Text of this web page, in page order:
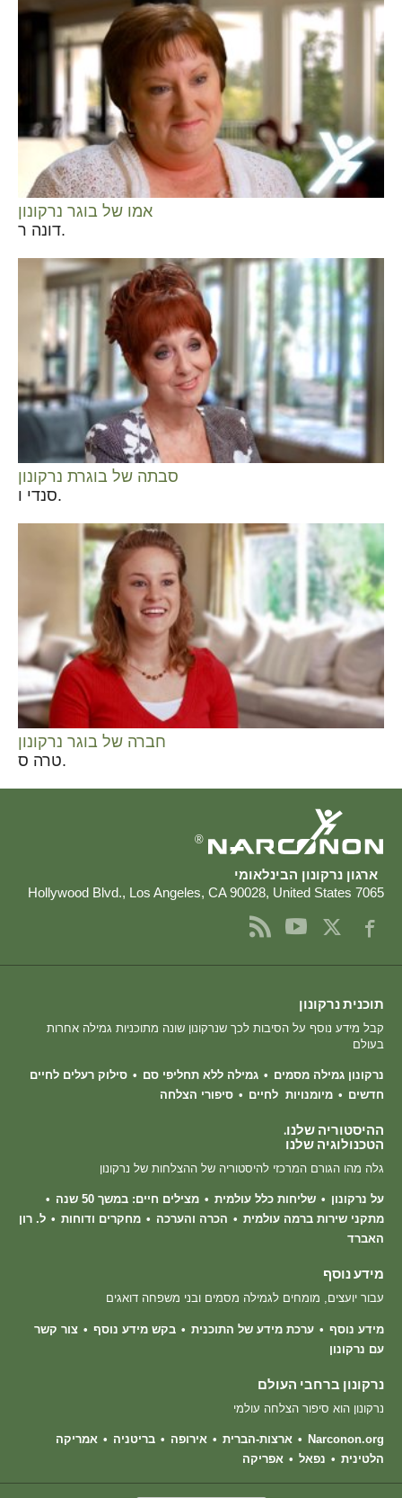
אמו של בוגר נרקונון
דונה ר.
סבתה של בוגרת נרקונון
סנדי ו.
חברה של בוגר נרקונון
טרה ס.
®
ארגון נרקונון הבינלאומי
7065 Hollywood Blvd.
, Los Angeles, CA 90028, United States
תוכנית נרקונון
קבל מידע נוסף על הסיבות לכך שנרקונון שונה מתוכניות גמילה אחרות
בעולם
נרקונון גמילה מסמים גמילה ללא תחליפי סם
סילוק רעלים לחיים
חדשים
מיומנויות לחיים סיפורי הצלחה
ההיסטוריה שלנו.
הטכנולוגיה שלנו
גלה מהו הגורם המרכזי להיסטוריה של ההצלחות של נרקונון
על נרקונון שליחות כלל עולמית
מצילים חיים: במשך 50 שנה
מתקני שירות ברמה עולמית
הכרה והערכה מחקרים ודוחות
ל. רון
האברד
מידע נוסף
עבור יועצים, מומחים לגמילה מסמים ובני משפחה דואגים
מידע נוסף ערכת מידע של התוכנית בקש מידע נוסף
צור קשר
עם נרקונון
נרקונון ברחבי העולם
נרקונון הוא סיפור הצלחה עולמי
Narconon.org ארצות-הברית אירופה בריטניה
אמריקה
הלטינית
נפאל אפריקה